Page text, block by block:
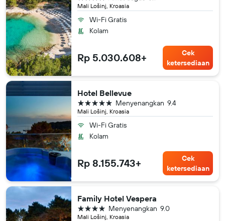
Mali Lošinj, Kroasia
Wi-Fi Gratis
Kolam
Rp 5.030.608+
Cek
ketersediaan
Hotel Bellevue
Mali Lošinj, Kroasia
9.4
Menyenangkan
bintang 5
Wi-Fi Gratis
Kolam
Rp 8.155.743+
Cek
ketersediaan
Family Hotel Vespera
Mali Lošinj, Kroasia
9.0
Menyenangkan
bintang 4